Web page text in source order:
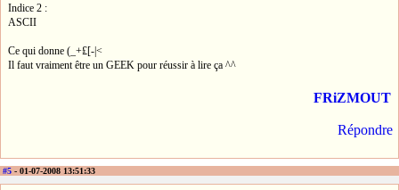
Indice 2 :
ASCII
Ce qui donne (_+₤[-|<
Il faut vraiment être un GEEK pour réussir à lire ça ^^
FRiZMOUT
Répondre
#5 - 01-07-2008 13:51:33